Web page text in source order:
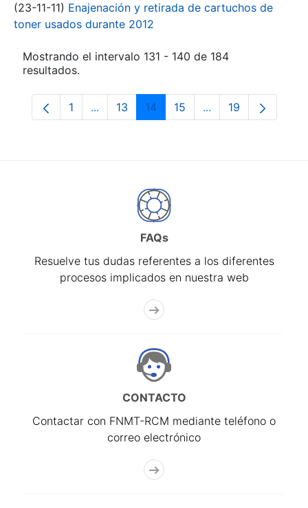
(23-11-11) Enajenación y retirada de cartuchos de
toner usados durante 2012
Mostrando el intervalo 131 - 140 de 184
resultados.
Página
1 ...Páginas intermedias Use TAB para
Página
13 Página
14 Página
15 ...PáginasPágina
19
FAQs
Resuelve tus dudas referentes a los diferentes
procesos implicados en nuestra web
CONTACTO
Contactar con FNMT-RCM mediante teléfono o
correo electrónico